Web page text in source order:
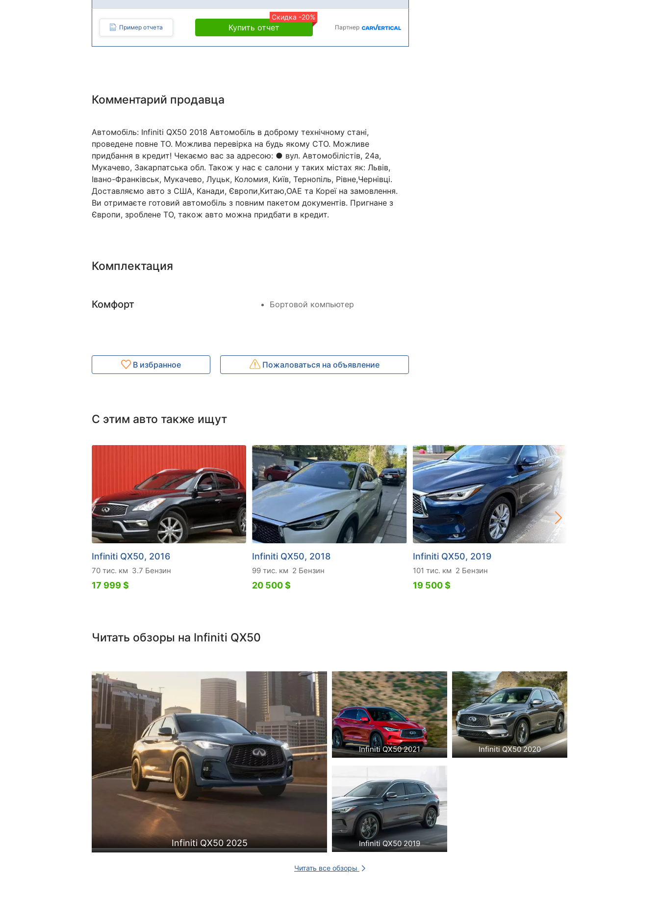
Пример отчета
Скидка -20%
Купить отчет Партнер
Комментарий продавца
Автомобіль: Infiniti QX50 2018 Автомобіль в доброму технічному стані,
проведене повне ТО. Можлива перевірка на будь якому СТО. Можливе
придбання в кредит! Чекаємо вас за адресою: ● вул. Автомобілістів, 24а,
Мукачево, Закарпатська обл. Також у нас є салони у таких містах як: Львів,
Івано-Франківськ, Мукачево, Луцьк, Коломия, Київ, Тернопіль, Рівне,Чернівці.
Доставляємо авто з США, Канади, Європи,Китаю,ОАЕ та Кореї на замовлення.
Ви отримаєте готовий автомобіль з повним пакетом документів. Пригнане з
Європи, зроблене ТО, також авто можна придбати в кредит.
Комплектация
Комфорт Бортовой компьютер
В избранное Пожаловаться на объявление
С этим авто также ищут
Infiniti QX50, 2016
70 тис. км 3.7 Бензин
17 999 $
Infiniti QX50, 2018
99 тис. км 2 Бензин
20 500 $
Infiniti QX50, 2019
101 тис. км 2 Бензин
19 500 $
Читать обзоры на Infiniti QX50
Infiniti QX50 2025
Infiniti QX50 2021 Infiniti QX50 2020
Infiniti QX50 2019
Читать все обзоры